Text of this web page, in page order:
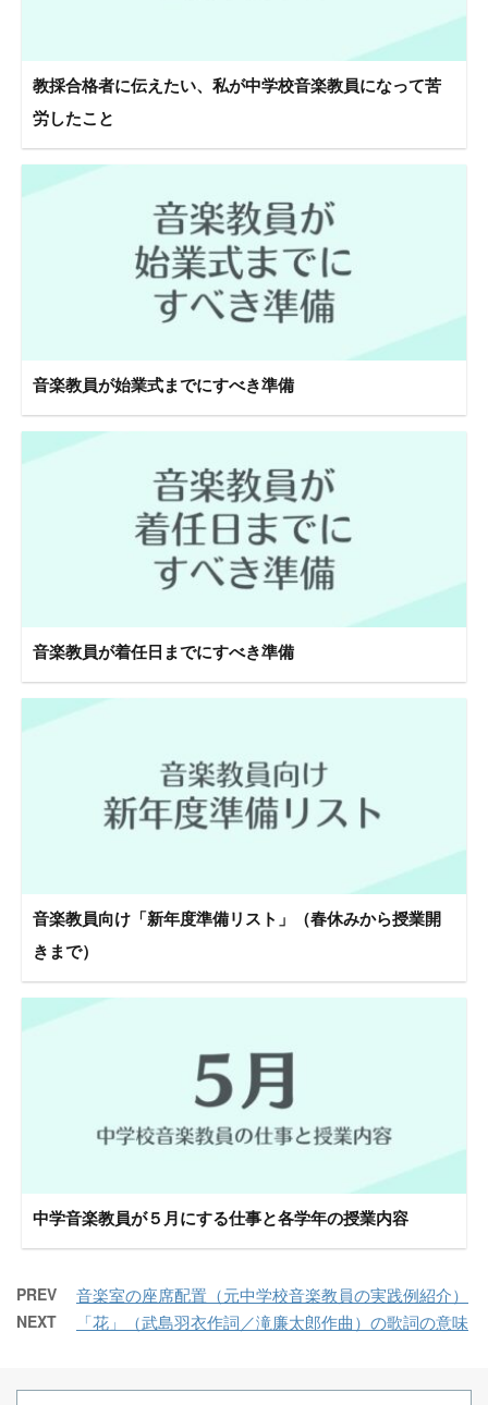
教採合格者に伝えたい、私が中学校音楽教員になって苦
労したこと
音楽教員が始業式までにすべき準備
音楽教員が着任日までにすべき準備
音楽教員向け「新年度準備リスト」（春休みから授業開
きまで）
中学音楽教員が５月にする仕事と各学年の授業内容
PREV 音楽室の座席配置（元中学校音楽教員の実践例紹介）
NEXT 「花」（武島羽衣作詞／滝廉太郎作曲）の歌詞の意味